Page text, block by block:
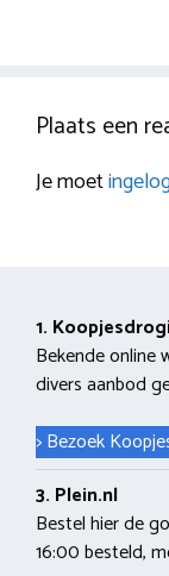
Plaats een
Je moet
1.
Bekende online
divers aanbod
> Bezoek
3. Plein.nl
Bestel hier de
16:00 besteld,